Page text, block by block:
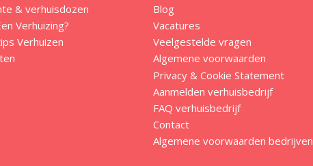
& verhuisdozen
Verhuizing?
Verhuizen
Blog
Vacatures
Veelgestelde vragen
Algemene voorwaarden
Privacy & Cookie Statement
Aanmelden verhuisbedrijf
FAQ verhuisbedrijf
Contact
Algemene voorwaarden bedrijven